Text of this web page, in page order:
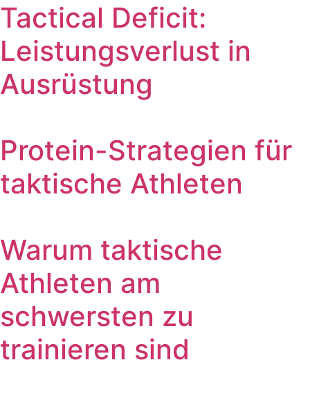
Tactical Deficit:
Leistungsverlust in
Ausrüstung
Protein-Strategien für
taktische Athleten
Warum taktische
Athleten am
schwersten zu
trainieren sind